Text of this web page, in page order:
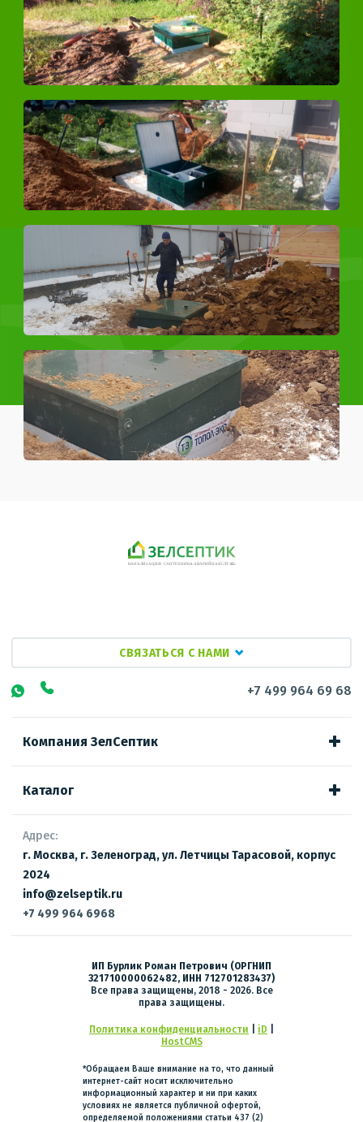
СВЯЗАТЬСЯ С НАМИ
+7 499 964 69 68
Компания ЗелСептик
Каталог
Адрес:
г. Москва, г. Зеленоград, ул. Летчицы Тарасовой, корпус
2024
info@zelseptik.ru
+7 499 964 6968
ИП Бурлик Роман Петрович (ОРГНИП
321710000062482, ИНН 712701283437)
Все права защищены, 2018 - 2026. Все
права защищены.
Политика конфиденциальности iD
HostCMS
*Обращаем Ваше внимание на то, что данный
интернет-сайт носит исключительно
информационный характер и ни при каких
условиях не является публичной офертой,
определяемой положениями статьи 437 (2)